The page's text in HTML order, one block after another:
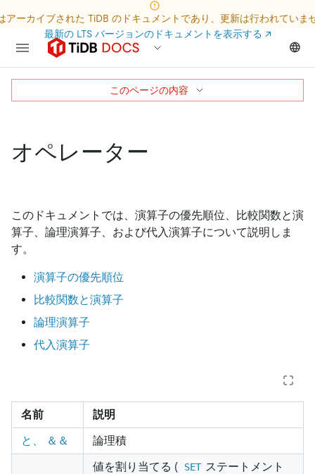
アーカイブされた TiDB のドキュメントであり、更新は行われていま
最新の LTS バージョンのドキュメントを表示する ↗
オペレーター
このドキュメントでは、演算子の優先順位、比較関数と演
算子、論理演算子、および代入演算子について説明しま
す。
演算子の優先順位
比較関数と演算子
論理演算子
代入演算子
名前
説明
と、 ＆＆
論理積
値を割り当てる ( SET ステートメント
このページの内容